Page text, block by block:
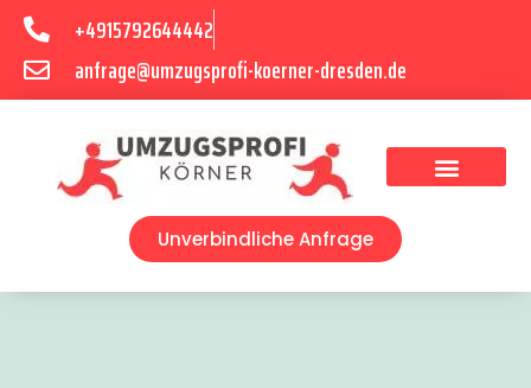
+4915792644442
anfrage@umzugsprofi-koerner-dresden.de
Unverbindliche Anfrage